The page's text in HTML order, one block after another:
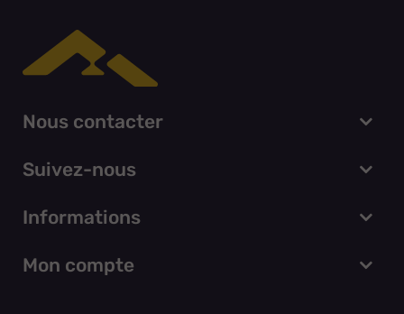
Nous contacter
Suivez-nous
Informations
Mon compte